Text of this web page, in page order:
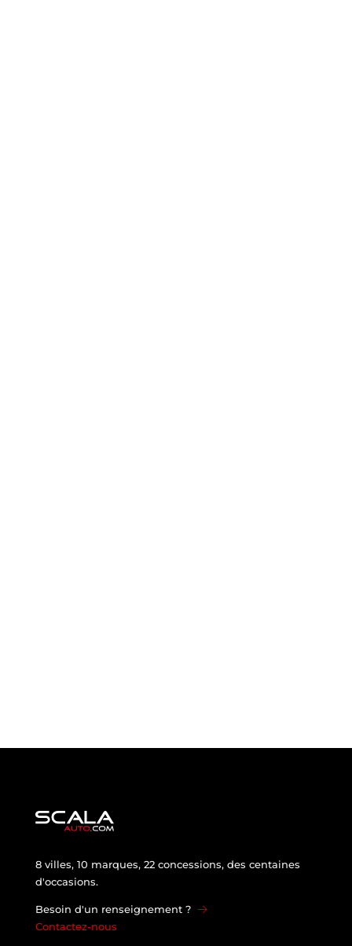
8 villes, 10 marques, 22 concessions, des centaines
d'occasions.
Besoin d'un renseignement ?
Contactez-nous